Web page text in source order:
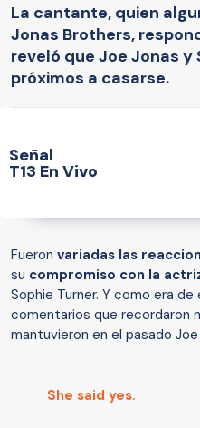
La cantante, quien
Jonas Brothers,
reveló que Joe Jonas y
próximos a casarse.
Señal
T13 En Vivo
Fueron variadas las
su compromiso con la
Sophie Turner. Y como era
comentarios que recordaron
mantuvieron en el pasado
She said yes.